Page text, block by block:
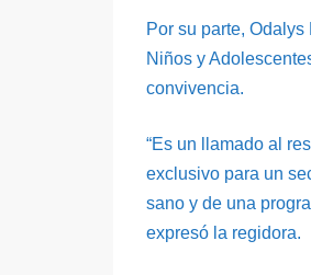
Por su parte,
Niños y
convivencia.
“Es un llamado al
exclusivo para un
sano y de una
expresó la regidora.